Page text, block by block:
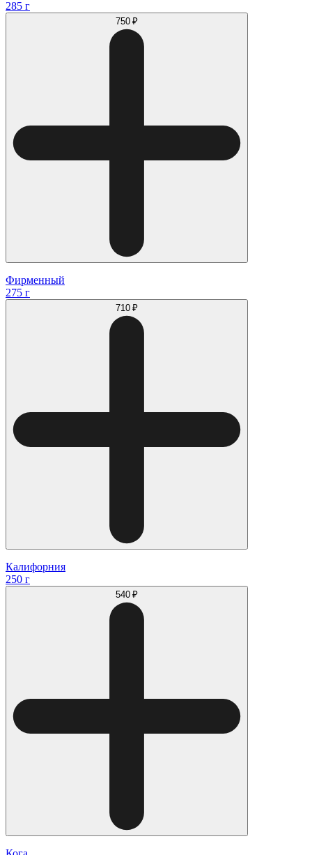
285 г
750 ₽
Фирменный
275 г
710 ₽
Калифорния
250 г
540 ₽